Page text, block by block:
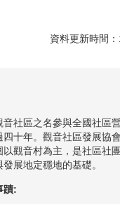
資料更新時間
音社區之名參與全國社區
四十年。觀音社區發展協
觀音村為主，是社區社
展地定穩地的基礎。
蹟: